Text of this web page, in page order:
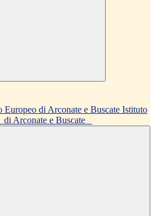
Istituto
di Arconate e Buscate